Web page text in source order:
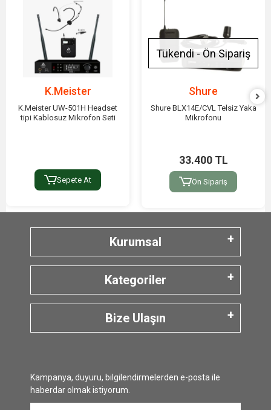
K.Meister
K.Meister UW-501H Headset
tipi Kablosuz Mikrofon Seti
Sepete At
Tükendi - Ön Sipariş
Shure
Shure BLX14E/CVL Telsiz Yaka
Mikrofonu
33.400 TL
Ön Sipariş
Kurumsal
Kategoriler
Bize Ulaşın
Kampanya, duyuru, bilgilendirmelerden e-posta ile
haberdar olmak istiyorum.